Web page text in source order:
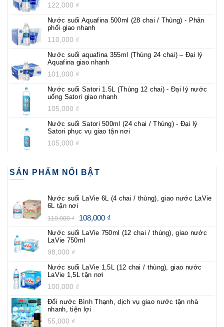
122,000 ₫
Nước suối Aquafina 500ml (28 chai / Thùng) - Phân
phối giao nhanh
110,000 ₫
Nước suối aquafina 355ml (Thùng 24 chai) – Đại lý
Aquafina giao nhanh
101,000 ₫
Nước suối Satori 1.5L (Thùng 12 chai) - Đại lý nước
uống Satori giao nhanh
105,000 ₫
Nước suối Satori 500ml (24 chai / Thùng) - Đại lý
Satori phục vụ giao tận nơi
105,000 ₫
SẢN PHẨM NỔI BẬT
Nước suối LaVie 6L (4 chai / thùng), giao nước LaVie
6L tận nơi
110,000₫ 108,000 ₫
Nước suối LaVie 750ml (12 chai / thùng), giao nước
LaVie 750ml
98,000 ₫
Nước suối LaVie 1,5L (12 chai / thùng), giao nước
LaVie 1,5L tận nơi
100,000 ₫
Đổi nước Bình Thạnh, dịch vụ giao nước tận nhà
nhanh, tiện lợi
55,000 ₫